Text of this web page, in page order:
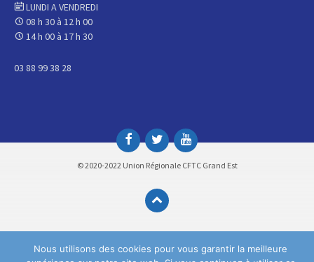
LUNDI A VENDREDI
08 h 30 à 12 h 00
14 h 00 à 17 h 30
03 88 99 38 28
© 2020-2022 Union Régionale CFTC Grand Est
Nous utilisons des cookies pour vous garantir la meilleure